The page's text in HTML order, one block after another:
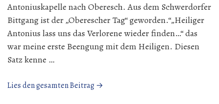
Antoniuskapelle nach Oberesch. Aus dem Schwerdorfer
Bittgang ist der „Oberescher Tag“ geworden.“„Heiliger
Antonius lass uns das Verlorene wieder finden…“ das
war meine erste Beengung mit dem Heiligen. Diesen
Satz kenne …
Lies den gesamten Beitrag →